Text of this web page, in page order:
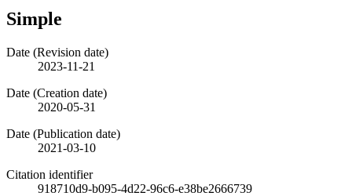
Simple
Date (Revision date)
2023-11-21
Date (Creation date)
2020-05-31
Date (Publication date)
2021-03-10
Citation identifier
918710d9-b095-4d22-96c6-e38be2666739